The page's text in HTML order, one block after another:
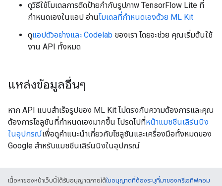
ดูวิธีใช้โมเดลการติดป้ายกำกับรูปภาพ TensorFlow Lite ที่
กำหนดเองในแอป อ่านโมเดลที่กำหนดเองด้วย ML Kit
ดูแอปตัวอย่างและ Codelab ของเรา โดยจะช่วย คุณเริ่มต้นใช้
งาน API ทั้งหมด
แหล่งข้อมูลอื่นๆ
หาก API แบบสำเร็จรูปของ ML Kit ไม่ตรงกับความต้องการและคุณ
ต้องการโซลูชันที่กำหนดเองมากขึ้น โปรดไปที่หน้าแมชชีนเลิร์นนิง
ในอุปกรณ์เพื่อดูคำแนะนำเกี่ยวกับโซลูชันและเครื่องมือทั้งหมดของ
Google สำหรับแมชชีนเลิร์นนิงในอุปกรณ์
เนื้อหาของหน้าเว็บนี้ได้รับอนุญาตภายใต้ใบอนุญาตที่ต้องระบุที่มาของครีเอทีฟคอม